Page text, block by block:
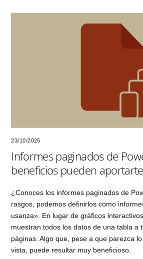
23/10/2025
Informes paginados de
beneficios pueden aportarte
¿Conoces los informes paginados de
rasgos, podemos definirlos como
usanza». En lugar de gráficos
muestran todos los datos de una tabla a
páginas. Algo que, pese a que parezca
vista, puede resultar muy beneficioso.